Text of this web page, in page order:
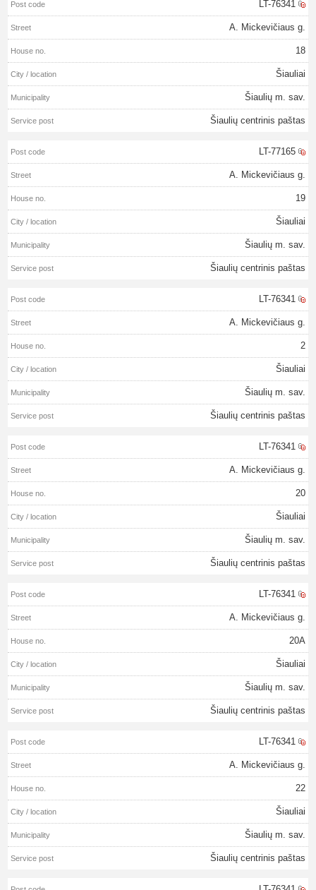
LT-76341
A. Mickevičiaus g.
18
Šiauliai
Šiaulių m. sav.
Šiaulių centrinis paštas
LT-77165
A. Mickevičiaus g.
19
Šiauliai
Šiaulių m. sav.
Šiaulių centrinis paštas
LT-76341
A. Mickevičiaus g.
2
Šiauliai
Šiaulių m. sav.
Šiaulių centrinis paštas
LT-76341
A. Mickevičiaus g.
20
Šiauliai
Šiaulių m. sav.
Šiaulių centrinis paštas
LT-76341
A. Mickevičiaus g.
20A
Šiauliai
Šiaulių m. sav.
Šiaulių centrinis paštas
LT-76341
A. Mickevičiaus g.
22
Šiauliai
Šiaulių m. sav.
Šiaulių centrinis paštas